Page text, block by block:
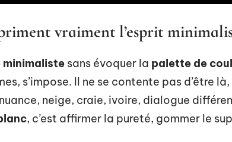
vraiment l’esprit
minimaliste sans évoquer la palette de
s’impose. Il ne se contente pas d’être
neige, craie, ivoire, dialogue
, c’est affirmer la pureté, gommer le